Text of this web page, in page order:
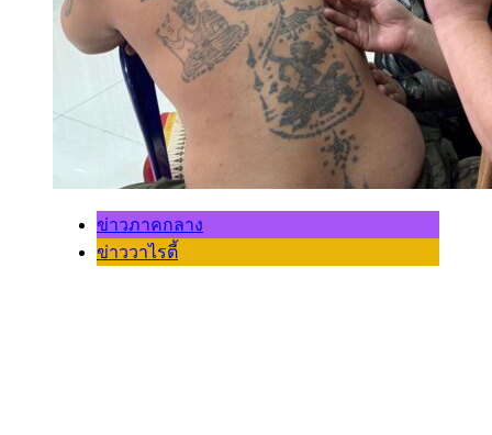
ข่าวภาคกลาง
ข่าววาไรตี้